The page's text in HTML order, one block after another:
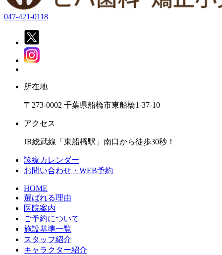
047-421-0118
所在地
〒273-0002 千葉県船橋市東船橋1-37-10
アクセス
JR総武線「東船橋駅」南口から徒歩30秒！
診療カレンダー
お問い合わせ・WEB予約
HOME
選ばれる理由
医院案内
ご予約について
施設基準一覧
スタッフ紹介
キャラクター紹介